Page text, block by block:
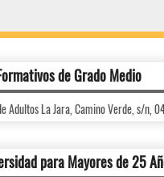
de Grado Medio
Adultos La Jara, Camino Verde, s/n,
para Mayores de 25